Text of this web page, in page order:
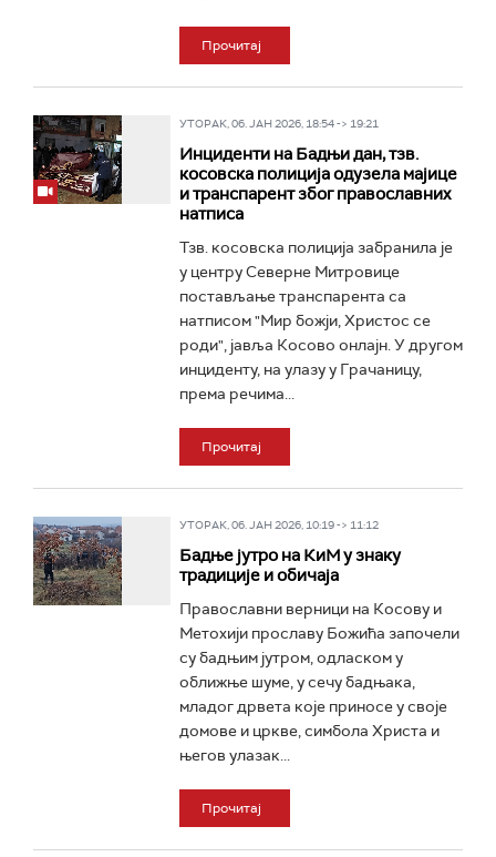
Прочитај
УТОРАК, 06. ЈАН 2026, 18:54 -> 19:21
Инциденти на Бадњи дан, тзв.
косовска полиција одузела мајице
и транспарент због православних
натписа
Тзв. косовска полиција забранила је
у центру Северне Митровице
постављање транспарента са
натписом "Мир божји, Христос се
роди", јавља Косово онлајн. У другом
инциденту, на улазу у Грачаницу,
према речима...
Прочитај
УТОРАК, 06. ЈАН 2026, 10:19 -> 11:12
Бадње јутро на КиМ у знаку
традиције и обичаја
Православни верници на Косову и
Метохији прославу Божића започели
су бадњим јутром, одласком у
оближње шуме, у сечу бадњака,
младог дрвета које приносе у своје
домове и цркве, симбола Христа и
његов улазак...
Прочитај